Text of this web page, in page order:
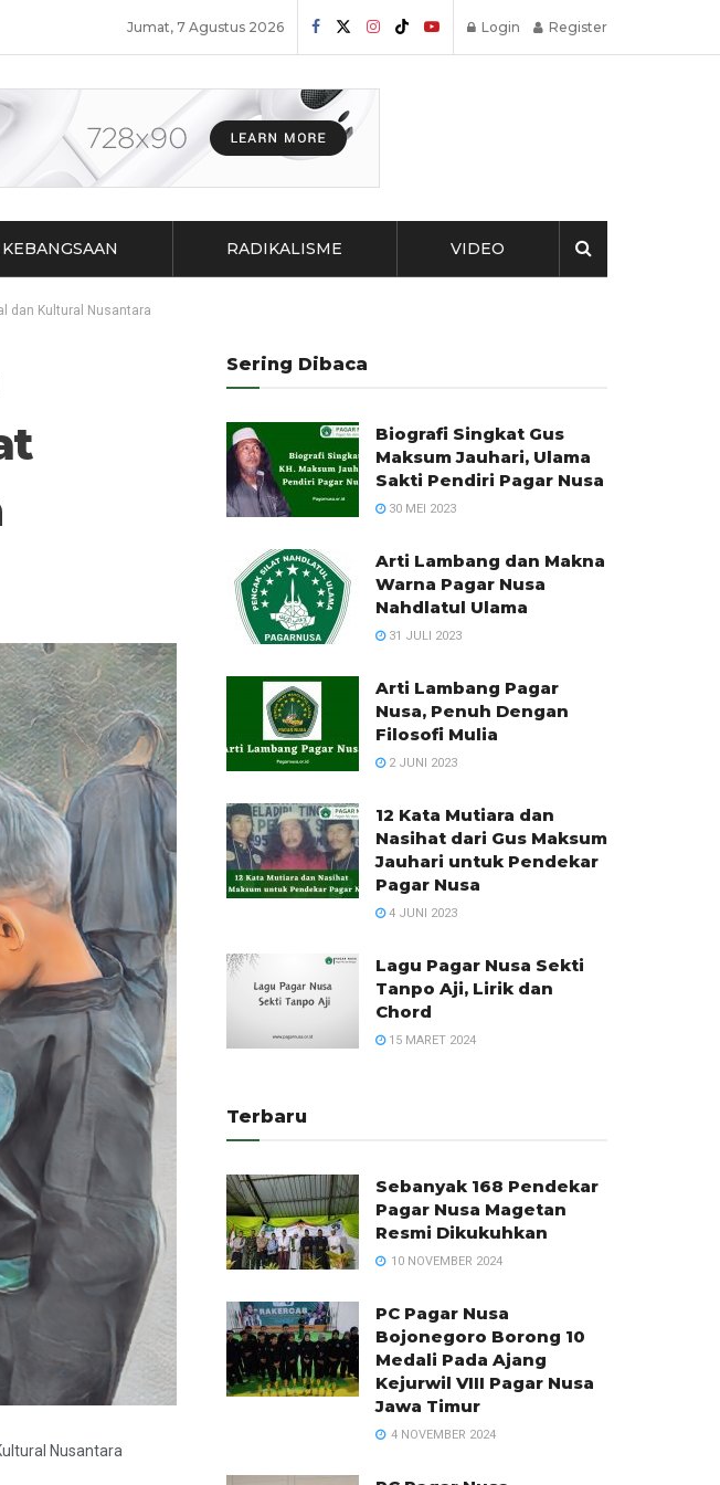
Jumat, 7 Agustus 2026 Login Register
KEBANGSAAN RADIKALISME VIDEO
dan Kultural Nusantara
Nusantara
Sering Dibaca
Biografi Singkat Gus
Maksum Jauhari, Ulama
Sakti Pendiri Pagar Nusa
30 MEI 2023
Arti Lambang dan Makna
Warna Pagar Nusa
Nahdlatul Ulama
31 JULI 2023
Arti Lambang Pagar
Nusa, Penuh Dengan
Filosofi Mulia
2 JUNI 2023
12 Kata Mutiara dan
Nasihat dari Gus Maksum
Jauhari untuk Pendekar
Pagar Nusa
4 JUNI 2023
Lagu Pagar Nusa Sekti
Tanpo Aji, Lirik dan
Chord
15 MARET 2024
Terbaru
Sebanyak 168 Pendekar
Pagar Nusa Magetan
Resmi Dikukuhkan
10 NOVEMBER 2024
PC Pagar Nusa
Bojonegoro Borong 10
Medali Pada Ajang
Kejurwil VIII Pagar Nusa
Jawa Timur
4 NOVEMBER 2024